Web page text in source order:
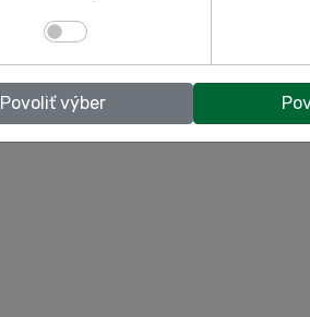
Povoliť výber